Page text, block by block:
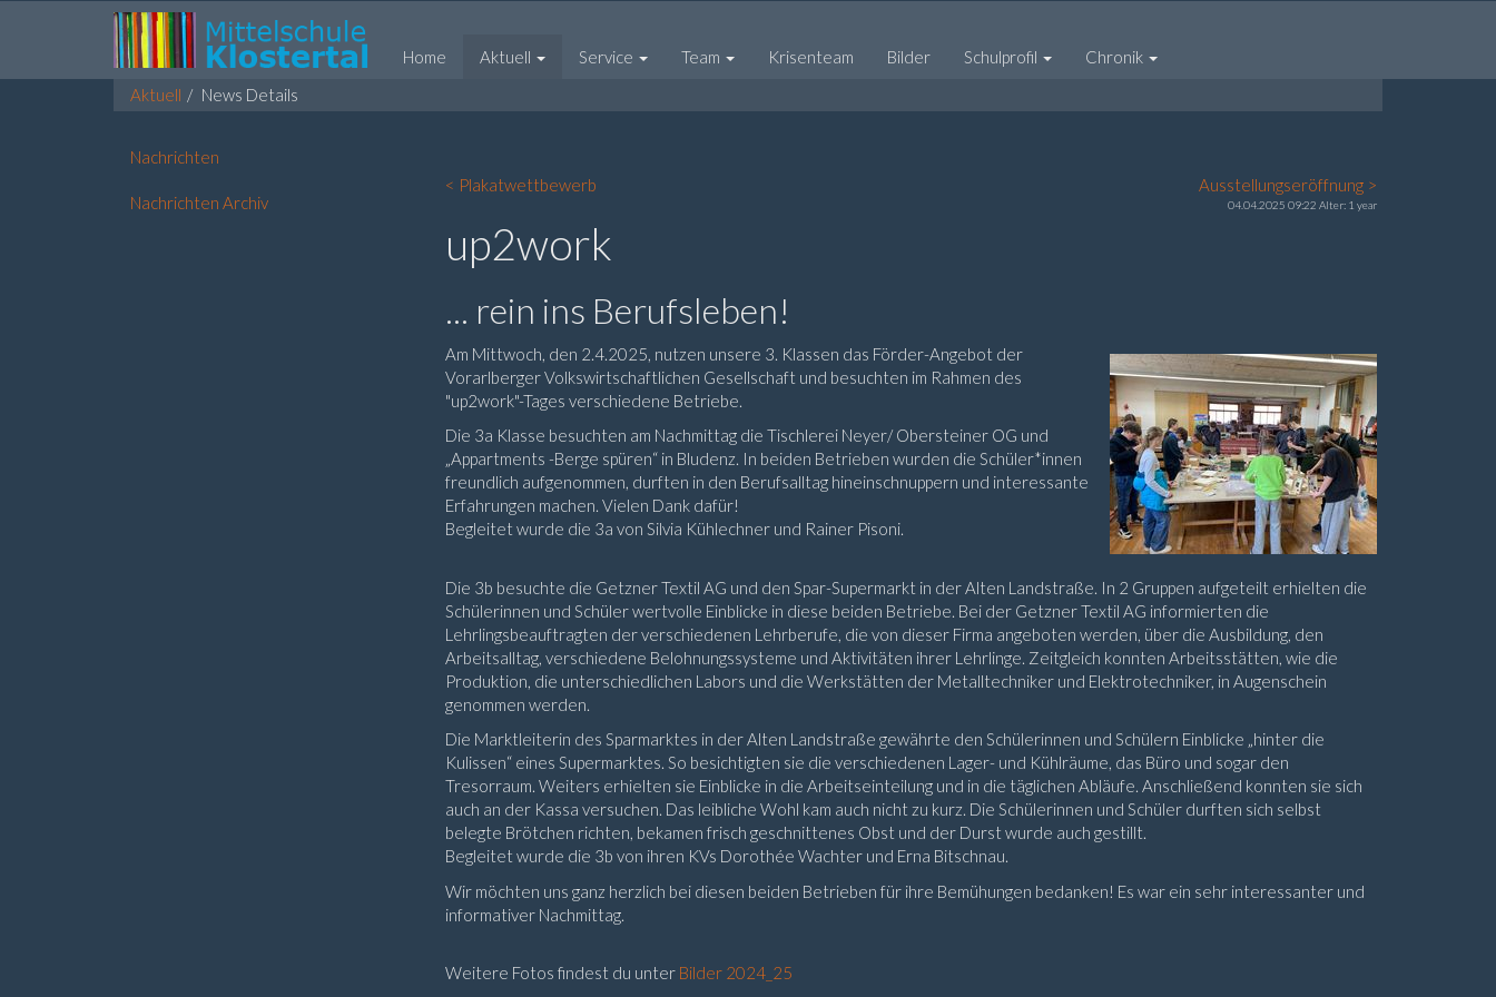
Home Aktuell Service Team Krisenteam Bilder Schulprofil
Chronik
Aktuell
News Details
Nachrichten
Nachrichten Archiv
Ausstellungseröffnung >
< Plakatwettbewerb
04.04.2025 09:22 Alter: 1 year
up2work
... rein ins Berufsleben!
Am Mittwoch, den 2.4.2025, nutzen unsere 3. Klassen das Förder-Angebot der
Vorarlberger Volkswirtschaftlichen Gesellschaft und besuchten im Rahmen des
"up2work"-Tages verschiedene Betriebe.
Die 3a Klasse besuchten am Nachmittag die Tischlerei Neyer/ Obersteiner OG und
„Appartments -Berge spüren“ in Bludenz. In beiden Betrieben wurden die Schüler*innen
freundlich aufgenommen, durften in den Berufsalltag hineinschnuppern und interessante
Erfahrungen machen. Vielen Dank dafür!
Begleitet wurde die 3a von Silvia Kühlechner und Rainer Pisoni.
Die 3b besuchte die Getzner Textil AG und den Spar-Supermarkt in der Alten Landstraße. In 2 Gruppen aufgeteilt erhielten die
Schülerinnen und Schüler wertvolle Einblicke in diese beiden Betriebe. Bei der Getzner Textil AG informierten die
Lehrlingsbeauftragten der verschiedenen Lehrberufe, die von dieser Firma angeboten werden, über die Ausbildung, den
Arbeitsalltag, verschiedene Belohnungssysteme und Aktivitäten ihrer Lehrlinge. Zeitgleich konnten Arbeitsstätten, wie die
Produktion, die unterschiedlichen Labors und die Werkstätten der Metalltechniker und Elektrotechniker, in Augenschein
genommen werden.
Die Marktleiterin des Sparmarktes in der Alten Landstraße gewährte den Schülerinnen und Schülern Einblicke „hinter die
Kulissen“ eines Supermarktes. So besichtigten sie die verschiedenen Lager- und Kühlräume, das Büro und sogar den
Tresorraum. Weiters erhielten sie Einblicke in die Arbeitseinteilung und in die täglichen Abläufe. Anschließend konnten sie sich
auch an der Kassa versuchen. Das leibliche Wohl kam auch nicht zu kurz. Die Schülerinnen und Schüler durften sich selbst
belegte Brötchen richten, bekamen frisch geschnittenes Obst und der Durst wurde auch gestillt.
Begleitet wurde die 3b von ihren KVs Dorothée Wachter und Erna Bitschnau.
Wir möchten uns ganz herzlich bei diesen beiden Betrieben für ihre Bemühungen bedanken! Es war ein sehr interessanter und
informativer Nachmittag.
Weitere Fotos findest du unter Bilder 2024_25